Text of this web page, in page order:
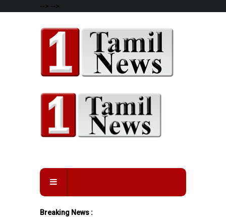
--> -->
Breaking News :